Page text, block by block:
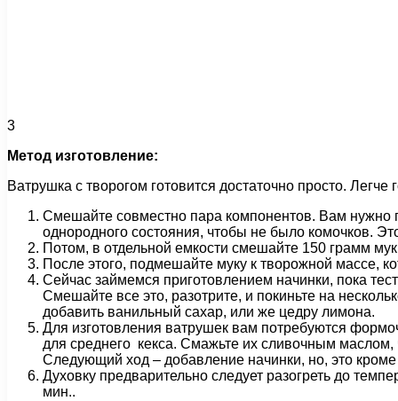
3
Метод изготовление:
Ватрушка с творогом готовится достаточно просто. Легче
Смешайте совместно пара компонентов. Вам нужно
однородного состояния, чтобы не было комочков.
Потом, в отдельной емкости смешайте 150 грамм
После этого, подмешайте муку к творожной массе,
Сейчас займемся приготовлением начинки, пока
Смешайте все это, разотрите, и покиньте на
добавить ванильный сахар, или же цедру лимона.
Для изготовления ватрушек вам потребуются
для среднего кекса. Смажьте их сливочным
Следующий ход – добавление начинки, но, это кроме
Духовку предварительно следует разогреть до
мин..